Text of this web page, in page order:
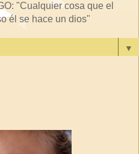
"Cualquier cosa que el
él se hace un dios"
▼